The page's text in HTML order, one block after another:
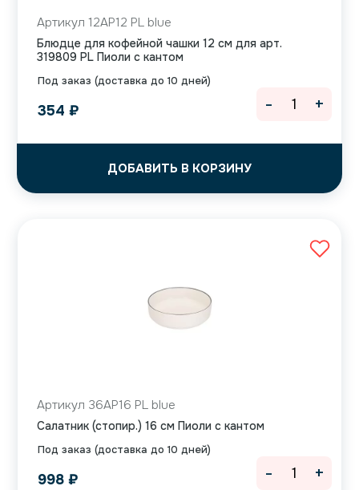
Под заказ (доставка до 10 дней)
Артикул 12AP12 PL blue
Блюдце для кофейной чашки 12 см для арт.
319809 PL Пиоли с кантом
354 ₽
ДОБАВИТЬ В КОРЗИНУ
- +
Под заказ (доставка до 10 дней)
Артикул 36AP16 PL blue
Салатник (стопир.) 16 см Пиоли с кантом
998 ₽ - +